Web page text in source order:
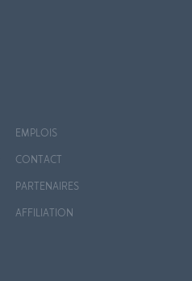
EMPLOIS
CONTACT
PARTENAIRES
AFFILIATION